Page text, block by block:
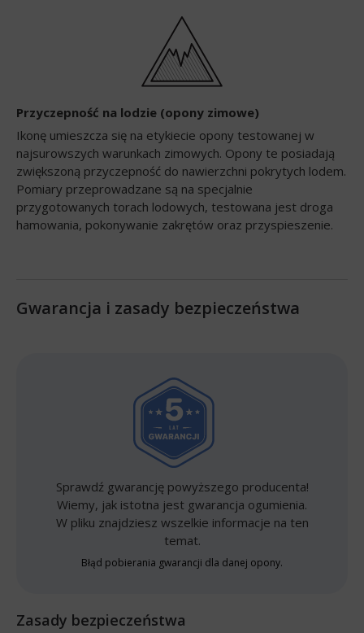
Przyczepność na lodzie (opony zimowe)
Ikonę umieszcza się na etykiecie opony testowanej w
najsurowszych warunkach zimowych. Opony te posiadają
zwiększoną przyczepność do nawierzchni pokrytych lodem.
Pomiary przeprowadzane są na specjalnie
przygotowanych torach lodowych, testowana jest droga
hamowania, pokonywanie zakrętów oraz przyspieszenie.
Gwarancja i zasady bezpieczeństwa
Sprawdź gwarancję powyższego producenta!
Wiemy, jak istotna jest gwarancja ogumienia.
W pliku znajdziesz wszelkie informacje na ten
temat.
Błąd pobierania gwarancji dla danej opony.
Zasady bezpieczeństwa